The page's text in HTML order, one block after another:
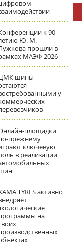
к 90-
Ю. М.
прошли в
МАЭФ-2026
шины
у
площадки
прежнему
ключевую
в реализации
TYRES активно
на